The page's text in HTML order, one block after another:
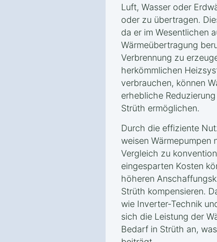
Luft, Wasser oder
oder zu übertragen.
da er im Wesentlichen
Wärmeübertragung
Verbrennung zu
herkömmlichen
verbrauchen, können
erhebliche
Strüth ermöglichen.
Durch die effiziente
weisen Wärmepumpen
Vergleich zu
eingesparten Kosten
höheren
Strüth kompensieren.
wie Inverter-Technik
sich die Leistung der
Bedarf in Strüth an,